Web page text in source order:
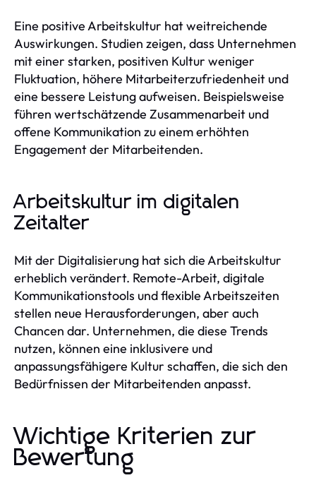
Eine positive Arbeitskultur hat weitreichende
Auswirkungen. Studien zeigen, dass Unternehmen
mit einer starken, positiven Kultur weniger
Fluktuation, höhere Mitarbeiterzufriedenheit und
eine bessere Leistung aufweisen. Beispielsweise
führen wertschätzende Zusammenarbeit und
offene Kommunikation zu einem erhöhten
Engagement der Mitarbeitenden.
Arbeitskultur im digitalen
Zeitalter
Mit der Digitalisierung hat sich die Arbeitskultur
erheblich verändert. Remote-Arbeit, digitale
Kommunikationstools und flexible Arbeitszeiten
stellen neue Herausforderungen, aber auch
Chancen dar. Unternehmen, die diese Trends
nutzen, können eine inklusivere und
anpassungsfähigere Kultur schaffen, die sich den
Bedürfnissen der Mitarbeitenden anpasst.
Wichtige Kriterien zur
Bewertung